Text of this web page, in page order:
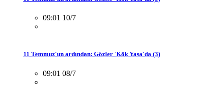
09:01 10/7
11 Temmuz'un ardından: Gözler 'Kök Yasa'da (3)
09:01 08/7